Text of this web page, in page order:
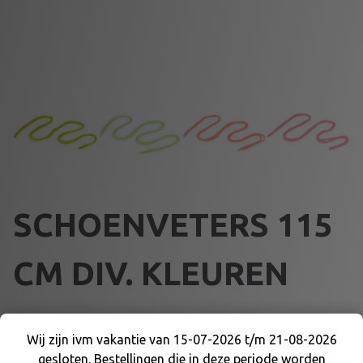
SCHOENVETERS 115
CM DIV. KLEUREN
KLEUR
Wij zijn ivm vakantie van 15-07-2026 t/m 21-08-2026
gesloten. Bestellingen die in deze periode worden